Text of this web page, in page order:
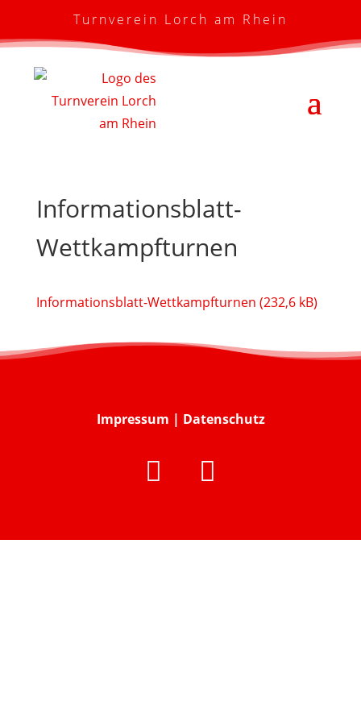
Turnverein Lorch am Rhein
Informationsblatt-
Wettkampfturnen
Informationsblatt-Wettkampfturnen
Impressum | Datenschutz
 